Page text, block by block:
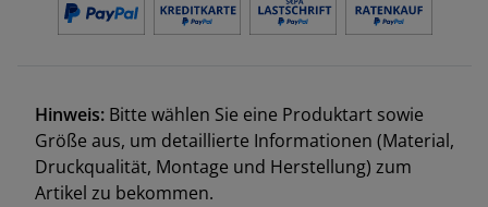
Hinweis: Bitte wählen Sie eine Produktart sowie
Größe aus, um detaillierte Informationen (Material,
Druckqualität, Montage und Herstellung) zum
Artikel zu bekommen.